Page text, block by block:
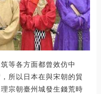
等各方面都曾效仿中
所以日本在與宋朝的貿
宗朝臺州城發生錢荒時